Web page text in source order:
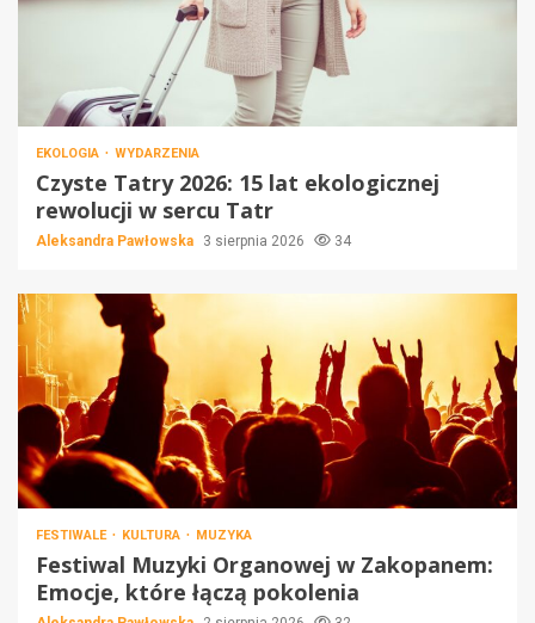
EKOLOGIA WYDARZENIA
Czyste Tatry 2026: 15 lat ekologicznej
rewolucji w sercu Tatr
Aleksandra Pawłowska 3 sierpnia 2026 34
FESTIWALE KULTURA MUZYKA
Festiwal Muzyki Organowej w Zakopanem:
Emocje, które łączą pokolenia